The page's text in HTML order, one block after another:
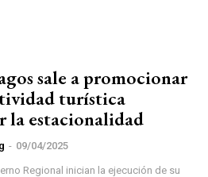
sale a promocionar
turística
la estacionalidad
- 09/04/2025
Regional inician la ejecución de su